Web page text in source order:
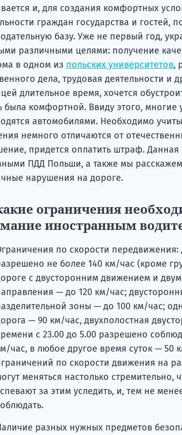
и, для создания комфортных
граждан государства и гостей,
базу. Уже не первый год,
различными целями: получение
в одном из польских университетов,
дела, трудовая деятельности и
длительное время, хочется
была комфортной. Ввиду этого,
автомобилями. Необходимо
немного отличаются от
придется оплатить штраф. Данная
ПДД Польши, а также мы
нарушения на дороге.
ограничения
иностранным
по скорости передвижения:
не более 140 км/час (кроме
с двусторонним движением и
— до 120 км/час;
зоны — до 100 км/час;
— 90 км/час, двухполостная
с 23.00 до 5.00 разрешено
час, в любое другое время суток — 50
по скорости движения на
меняться настолько
за этим уследить, и, тем не
разных нужных предметов